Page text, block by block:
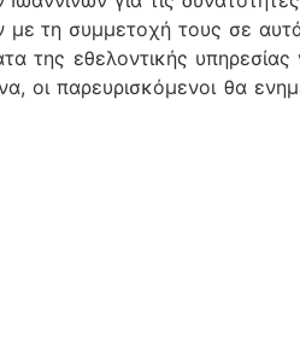
τη συμμετοχή τους σε
εθελοντικής
οι παρευρισκόμενοι θα